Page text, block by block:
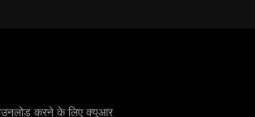
करने के लिए क्यूआर